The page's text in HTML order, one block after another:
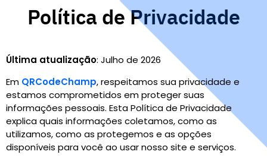
Política de Privacidade
Última atualização: Julho de 2026
Em QRCodeChamp,respeitamos sua privacidade e
estamos comprometidos em proteger suas
informações pessoais. Esta Política de Privacidade
explica quais informações coletamos, como as
utilizamos, como as protegemos e as opções
disponíveis para você ao usar nosso site e serviços.